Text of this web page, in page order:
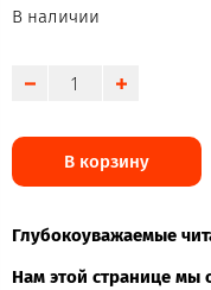
В наличии
В корзину
Глубокоуважаемые
Нам этой странице мы